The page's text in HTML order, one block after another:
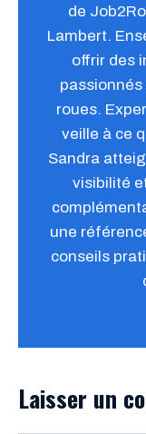
de
Lambert.
offrir des
roues.
veille à ce
Sandra
visibilité
une
conseils
Laisser un